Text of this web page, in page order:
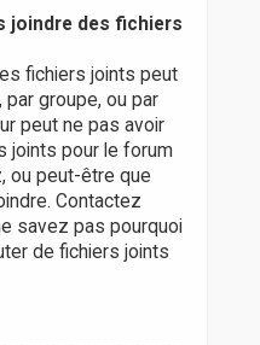
joindre des fichiers
fichiers joints peut
groupe, ou par
peut ne pas avoir
joints pour le forum
ou peut-être que
Contactez
savez pas pourquoi
de fichiers joints